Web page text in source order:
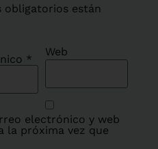
obligatorios están
*
Web
electrónico y web
la próxima vez que